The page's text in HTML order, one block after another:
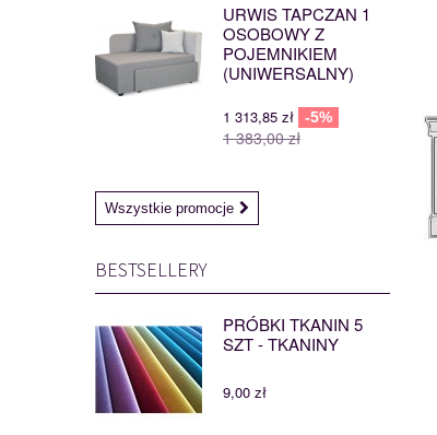
URWIS TAPCZAN 1
OSOBOWY Z
POJEMNIKIEM
(UNIWERSALNY)
1 313,85 zł -5%
1 383,00 zł
Wszystkie promocje
BESTSELLERY
PRÓBKI TKANIN 5
SZT - TKANINY
9,00 zł